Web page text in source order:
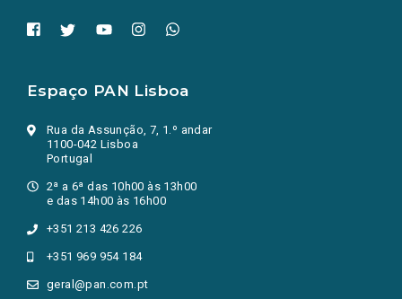
Espaço PAN Lisboa
Rua da Assunção, 7, 1.º andar
1100-042 Lisboa
Portugal
2ª a 6ª das 10h00 às 13h00
e das 14h00 às 16h00
+351 213 426 226
+351 969 954 184
geral@pan.com.pt